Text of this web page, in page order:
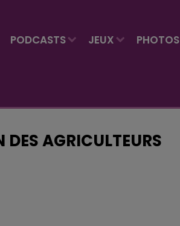
PODCASTS JEUX PHOTOS
AGRICULTEURS